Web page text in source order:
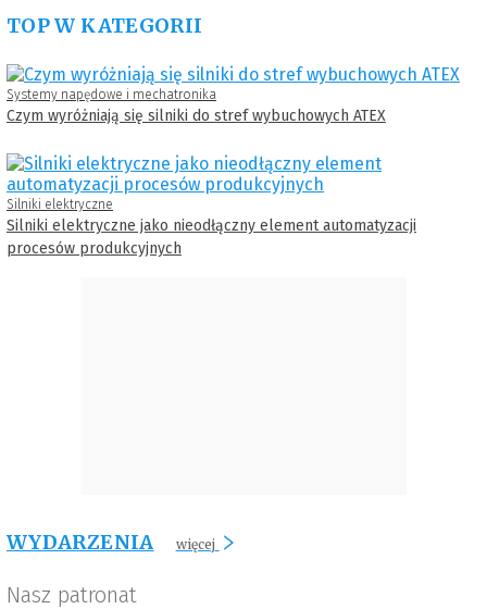
TOP W KATEGORII
Systemy napędowe i mechatronika
Czym wyróżniają się silniki do stref wybuchowych ATEX
Silniki elektryczne
Silniki elektryczne jako nieodłączny element automatyzacji
procesów produkcyjnych
WYDARZENIA więcej
Nasz patronat